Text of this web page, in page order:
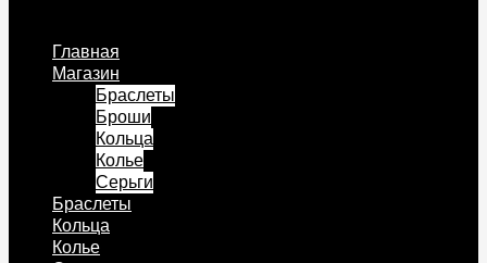
Главная
Магазин
Браслеты
Броши
Кольца
Колье
Серьги
Браслеты
Кольца
Колье